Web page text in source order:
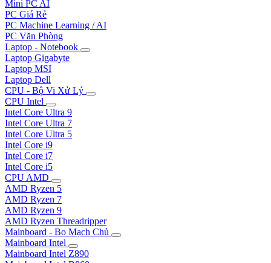
Mini PC AI
PC Giá Rẻ
PC Machine Learning / AI
PC Văn Phòng
Laptop - Notebook
Laptop Gigabyte
Laptop MSI
Laptop Dell
CPU - Bộ Vi Xử Lý
CPU Intel
Intel Core Ultra 9
Intel Core Ultra 7
Intel Core Ultra 5
Intel Core i9
Intel Core i7
Intel Core i5
CPU AMD
AMD Ryzen 5
AMD Ryzen 7
AMD Ryzen 9
AMD Ryzen Threadripper
Mainboard - Bo Mạch Chủ
Mainboard Intel
Mainboard Intel Z890